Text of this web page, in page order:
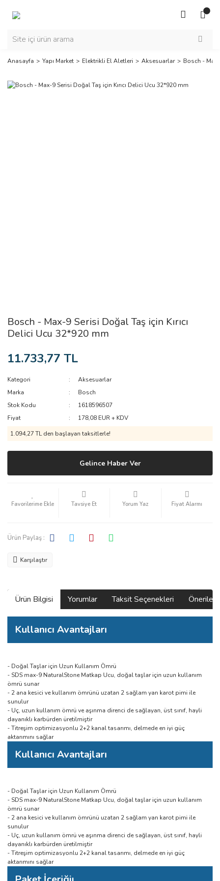
Anasayfa Yapı Market Elektrikli El Aletleri Aksesuarlar Bosch -
Bosch - Max-9 Serisi Doğal Taş için Kırıcı
Delici Ucu 32*920 mm
11.733,77 TL
Kategori
Aksesuarlar
Marka
Bosch
Stok Kodu
1618596507
Fiyat
178,08 EUR + KDV
1.094,27 TL den başlayan taksitlerle!
Gelince Haber Ver
Tavsiye Et Yorum Yaz Fiyat Alarmı
Ürün Paylaş :
Karşılaştır
Ürün Bilgisi Yorumlar Taksit Seçenekleri
Kullanıcı Avantajları
- Doğal Taşlar için Uzun Kullanım Ömrü
- SDS max-9 NaturalStone Matkap Ucu, doğal taşlar için uzun kullanım
ömrü sunar
- 2 ana kesici ve kullanım ömrünü uzatan 2 sağlam yan karot pimi ile
sunulur
- Uç, uzun kullanım ömrü ve aşınma direnci de sağlayan, üst sınıf, hayli
dayanıklı karbürden üretilmiştir
- Titreşim optimizasyonlu 2+2 kanal tasarımı, delmede en iyi güç
aktarımını sağlar
Kullanıcı Avantajları
- Doğal Taşlar için Uzun Kullanım Ömrü
- SDS max-9 NaturalStone Matkap Ucu, doğal taşlar için uzun kullanım
ömrü sunar
- 2 ana kesici ve kullanım ömrünü uzatan 2 sağlam yan karot pimi ile
sunulur
- Uç, uzun kullanım ömrü ve aşınma direnci de sağlayan, üst sınıf, hayli
dayanıklı karbürden üretilmiştir
- Titreşim optimizasyonlu 2+2 kanal tasarımı, delmede en iyi güç
aktarımını sağlar